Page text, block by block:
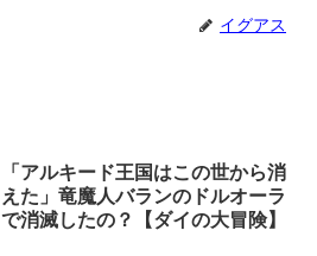
イグアス
「アルキード王国はこの世から消
えた」竜魔人バランのドルオーラ
で消滅したの？【ダイの大冒険】